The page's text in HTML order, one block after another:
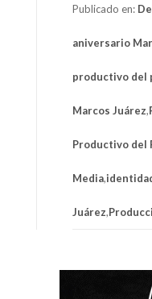
Publicado en:
aniversario
productivo del
Marcos Juárez,
Productivo del
Media,
Juárez,